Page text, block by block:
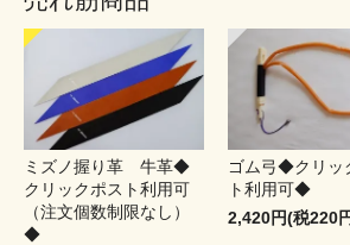
ミズノ握り革 牛革◆
クリックポスト利用可
（注文個数制限なし）
◆
ゴム弓◆クリッ
ト利用可◆
2,420円(税220